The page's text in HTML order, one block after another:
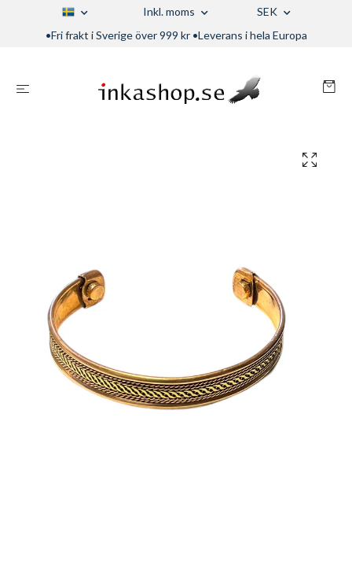
Inkl. moms
SEK
•Fri frakt i Sverige över 999 kr •Leverans i hela Europa